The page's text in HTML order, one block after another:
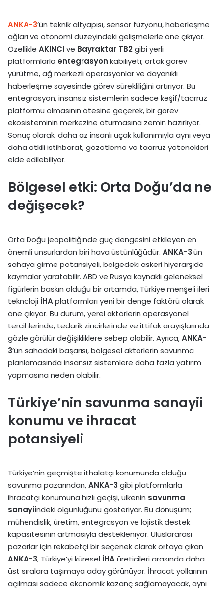
ANKA-3‘ün teknik altyapısı, sensör füzyonu, haberleşme
ağları ve otonomi düzeyindeki gelişmelerle öne çıkıyor.
Özellikle AKINCIve Bayraktar TB2gibi yerli
platformlarla entegrasyon kabiliyeti; ortak görev
yürütme, ağ merkezli operasyonlar ve dayanıklı
haberleşme sayesinde görev sürekliliğini artırıyor. Bu
entegrasyon, insansız sistemlerin sadece keşif/taarruz
platformu olmasının ötesine geçerek, bir görev
ekosisteminin merkezine oturmasına zemin hazırlıyor.
Sonuç olarak, daha az insanlı uçak kullanımıyla aynı veya
daha etkili istihbarat, gözetleme ve taarruz yetenekleri
elde edilebiliyor.
Bölgesel etki: Orta Doğu’da ne
değişecek?
Orta Doğu jeopolitiğinde güç dengesini etkileyen en
önemli unsurlardan biri hava üstünlüğüdür. ANKA-3‘ün
sahaya girme potansiyeli, bölgedeki askeri hiyerarşide
kaymalar yaratabilir. ABD ve Rusya kaynaklı geleneksel
figürlerin baskın olduğu bir ortamda, Türkiye menşeli ileri
teknoloji İHAplatformları yeni bir denge faktörü olarak
öne çıkıyor. Bu durum, yerel aktörlerin operasyonel
tercihlerinde, tedarik zincirlerinde ve ittifak arayışlarında
gözle görülür değişikliklere sebep olabilir. Ayrıca,ANKA-
3‘ün sahadaki başarısı, bölgesel aktörlerin savunma
planlamasında insansız sistemlere daha fazla yatırım
yapmasına neden olabilir.
Türkiye’nin savunma sanayii
konumu ve ihracat
potansiyeli
Türkiye’nin geçmişte ithalatçı konumunda olduğu
savunma pazarından,ANKA-3 gibi platformlarla
ihracatçı konumuna hızlı geçişi, ülkenin savunma
sanayiindeki olgunluğunu gösteriyor. Bu dönüşüm;
mühendislik, üretim, entegrasyon ve lojistik destek
kapasitesinin artmasıyla destekleniyor. Uluslararası
pazarlar için rekabetçi bir seçenek olarak ortaya çıkan
ANKA-3, Türkiye’yi küresel İHAüreticileri arasında daha
üst sıralara taşımaya aday görünüyor. İhracat yollarının
açılması sadece ekonomik kazanç sağlamayacak, aynı